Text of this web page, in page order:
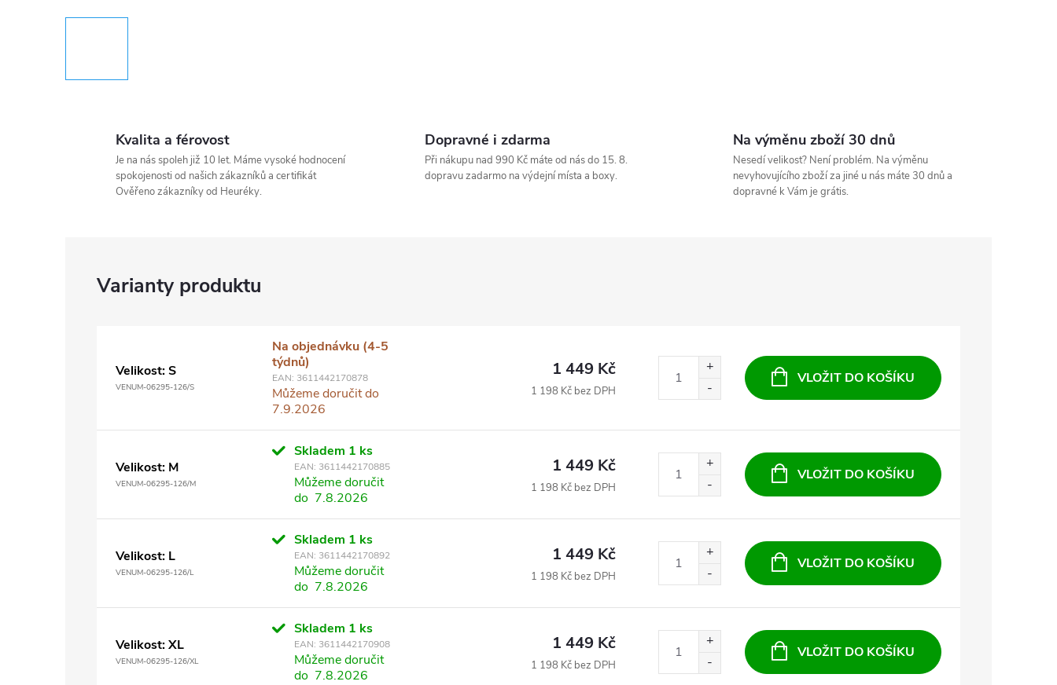
Kvalita a férovost
Je na nás spoleh již 10 let. Máme vysoké hodnocení
spokojenosti od našich zákazníků a certifikát
Ověřeno zákazníky od Heuréky.
Dopravné i zdarma
Při nákupu nad 990 Kč máte od nás do 15. 8.
dopravu zadarmo na výdejní místa a boxy.
Na výměnu zboží 30 dnů
Nesedí velikost? Není problém. Na výměnu
nevyhovujícího zboží za jiné u nás máte 30 dnů a
dopravné k Vám je grátis.
Velikost: S
VENUM-06295-126/S
Na objednávku (4-5
týdnů)
EAN: 3611442170878
Můžeme doručit do
7.9.2026
1 449 Kč
1 198 Kč bez DPH
VLOŽIT DO KOŠÍKU
Velikost: M
VENUM-06295-126/M
Skladem 1 ks
EAN: 3611442170885
Můžeme doručit
do 7.8.2026
1 449 Kč
1 198 Kč bez DPH
VLOŽIT DO KOŠÍKU
Velikost: L
VENUM-06295-126/L
Skladem 1 ks
EAN: 3611442170892
Můžeme doručit
do 7.8.2026
1 449 Kč
1 198 Kč bez DPH
VLOŽIT DO KOŠÍKU
Velikost: XL
VENUM-06295-126/XL
Skladem 1 ks
EAN: 3611442170908
Můžeme doručit
do 7.8.2026
1 449 Kč
1 198 Kč bez DPH
VLOŽIT DO KOŠÍKU